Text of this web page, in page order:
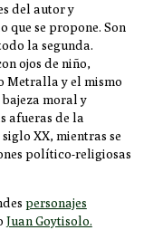
del autor y
que se propone. Son
la segunda.
ojos de niño,
Metralla y el mismo
moral y
afueras de la
XX, mientras se
político-religiosas
personajes
Juan Goytisolo.